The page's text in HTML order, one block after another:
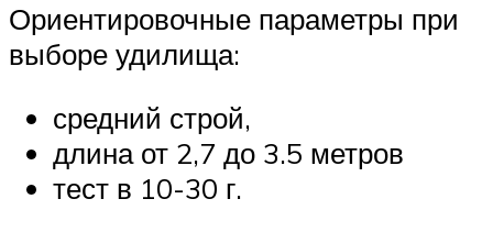
Ориентировочные параметры при
выборе удилища:
средний строй,
длина от 2,7 до 3.5 метров
тест в 10-30 г.